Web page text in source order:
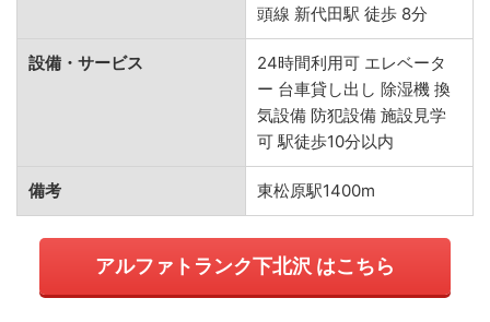
頭線 新代田駅 徒歩 8分
設備・サービス
24時間利用可 エレベータ
ー 台車貸し出し 除湿機 換
気設備 防犯設備 施設見学
可 駅徒歩10分以内
備考 東松原駅1400m
アルファトランク下北沢 はこちら